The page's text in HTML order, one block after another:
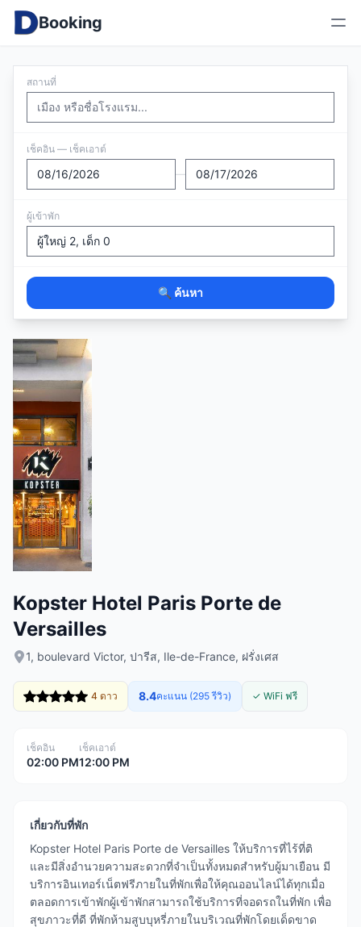
Booking
สถานที่
เช็คอิน — เช็คเอาต์
—
ผู้เข้าพัก
🔍 ค้นหา
Kopster Hotel Paris Porte de
Versailles
1, boulevard Victor, ปารีส, Ile-de-France, ฝรั่งเศส
4 ดาว 8.4คะแนน (295 รีวิว) ✓ WiFi ฟรี
เช็คอิน
02:00 PM
เช็คเอาต์
12:00 PM
เกี่ยวกับที่พัก
Kopster Hotel Paris Porte de Versailles ให้บริการที่ไร้ที่ติ
และมีสิ่งอำนวยความสะดวกที่จำเป็นทั้งหมดสำหรับผู้มาเยือน มี
บริการอินเทอร์เน็ตฟรีภายในที่พักเพื่อให้คุณออนไลน์ได้ทุกเมื่อ
ตลอดการเข้าพักผู้เข้าพักสามารถใช้บริการที่จอดรถในที่พัก เพื่อ
สุขภาวะที่ดี ที่พักห้ามสูบบุหรี่ภายในบริเวณที่พักโดยเด็ดขาด